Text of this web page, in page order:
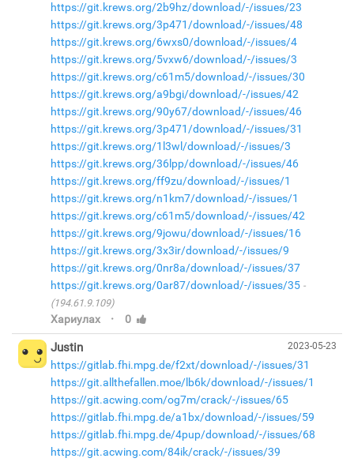
https://git.krews.org/2b9hz/download/-/issues/23
https://git.krews.org/3p471/download/-/issues/48
https://git.krews.org/6wxs0/download/-/issues/4
https://git.krews.org/5vxw6/download/-/issues/3
https://git.krews.org/c61m5/download/-/issues/30
https://git.krews.org/a9bgi/download/-/issues/42
https://git.krews.org/90y67/download/-/issues/46
https://git.krews.org/3p471/download/-/issues/31
https://git.krews.org/1l3wl/download/-/issues/3
https://git.krews.org/36lpp/download/-/issues/46
https://git.krews.org/ff9zu/download/-/issues/1
https://git.krews.org/n1km7/download/-/issues/1
https://git.krews.org/c61m5/download/-/issues/42
https://git.krews.org/9jowu/download/-/issues/16
https://git.krews.org/3x3ir/download/-/issues/9
https://git.krews.org/0nr8a/download/-/issues/37
https://git.krews.org/0ar87/download/-/issues/35
(194.61.9.109)
Хариулах · 0
2023-05-23
Justin
https://gitlab.fhi.mpg.de/f2xt/download/-/issues/31
https://git.allthefallen.moe/lb6k/download/-/issues/1
https://git.acwing.com/og7m/crack/-/issues/65
https://gitlab.fhi.mpg.de/a1bx/download/-/issues/59
https://gitlab.fhi.mpg.de/4pup/download/-/issues/68
https://git.acwing.com/84ik/crack/-/issues/39